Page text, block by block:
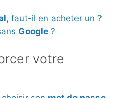
faut-il en acheter un ?
Google ?
votre